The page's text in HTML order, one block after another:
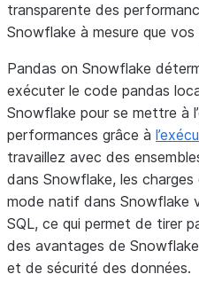
transparente des
Snowflake à mesure que
Pandas on Snowflake
exécuter le code pandas
Snowflake pour se mettre à
performances grâce à
travaillez avec des
dans Snowflake, les
mode natif dans Snowflake
SQL, ce qui permet de tirer
des avantages de
et de sécurité des données.